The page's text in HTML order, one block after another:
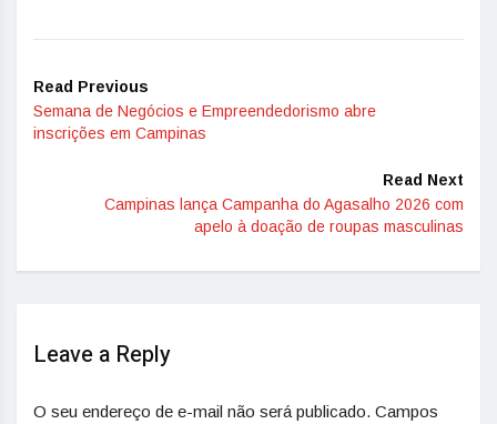
Read Previous
Semana de Negócios e Empreendedorismo abre
inscrições em Campinas
Read Next
Campinas lança Campanha do Agasalho 2026 com
apelo à doação de roupas masculinas
Leave a Reply
O seu endereço de e-mail não será publicado. Campos